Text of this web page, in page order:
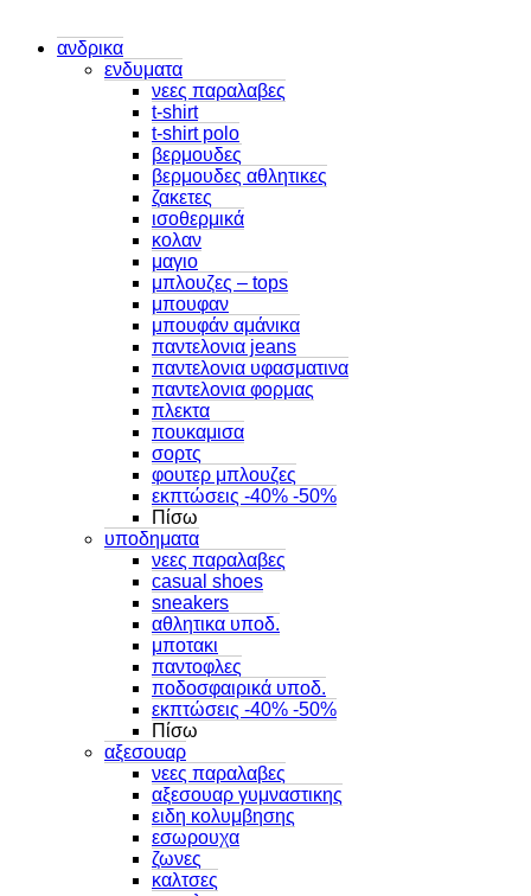
ανδρικα
ενδυματα
νεες παραλαβες
t-shirt
t-shirt polo
βερμουδες
βερμουδες αθλητικες
ζακετες
ισοθερμικά
κολαν
μαγιο
μπλουζες – tops
μπουφαν
μπουφάν αμάνικα
παντελονια jeans
παντελονια υφασματινα
παντελονια φορμας
πλεκτα
πουκαμισα
σορτς
φουτερ μπλουζες
εκπτώσεις -40% -50%
Πίσω
υποδηματα
νεες παραλαβες
casual shoes
sneakers
αθλητικα υποδ.
μποτακι
παντοφλες
ποδοσφαιρικά υποδ.
εκπτώσεις -40% -50%
Πίσω
αξεσουαρ
νεες παραλαβες
αξεσουαρ γυμναστικης
ειδη κολυμβησης
εσωρουχα
ζωνες
καλτσες